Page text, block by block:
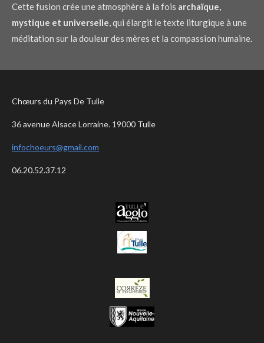
Cette fusion crée une atmosphère à la fois archaïque,
mystique et universelle, qui élargit le texte liturgique à une
méditation sur la douleur des mères et la compassion humaine.
Chœurs du Pays De Tulle
36 avenue Alsace Lorraine. 19000 Tulle
infochoeurs@gmail.com
06.20.52.37.12